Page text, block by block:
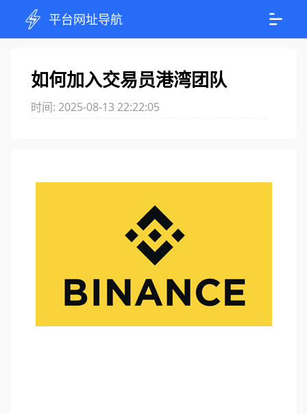
平台网址导航
如何加入交易员港湾团队
时间: 2025-08-13 22:22:05